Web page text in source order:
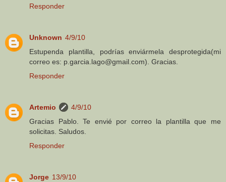
Responder
Unknown 4/9/10
Estupenda plantilla, podrías enviármela desprotegida(mi
correo es: p.garcia.lago@gmail.com). Gracias.
Responder
Artemio
4/9/10
Gracias Pablo. Te envié por correo la plantilla que me
solicitas. Saludos.
Responder
Jorge 13/9/10